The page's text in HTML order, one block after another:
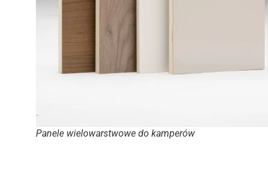
Panele wielowarstwowe do kamperów